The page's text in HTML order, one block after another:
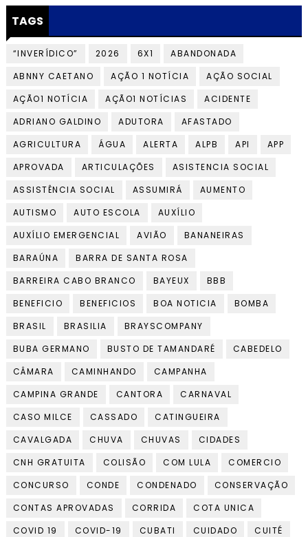
TAGS
“INVERÍDICO” 2026 6X1
ABANDONADA
ABNNY CAETANO
AÇÃO 1 NOTÍCIA
AÇÃO SOCIAL
AÇÃO1 NOTÍCIA
AÇÃO1 NOTÍCIAS
ACIDENTE
ADRIANO GALDINO
ADUTORA
AFASTADO
AGRICULTURA
ÁGUA ALERTA ALPB API
APP
APROVADA
ARTICULAÇÕES
ASISTENCIA SOCIAL
ASSISTÊNCIA SOCIAL
ASSUMIRÁ
AUMENTO
AUTISMO
AUTO ESCOLA
AUXÍLIO
AUXÍLIO EMERGENCIAL
AVIÃO
BANANEIRAS
BARAÚNA
BARRA DE SANTA ROSA
BARREIRA CABO BRANCO
BAYEUX
BBB
BENEFICIO
BENEFICIOS BOA NOTICIA
BOMBA
BRASIL
BRASILIA
BRAYSCOMPANY
BUBA GERMANO
BUSTO DE TAMANDARÉ
CABEDELO
CÂMARA
CAMINHANDO
CAMPANHA
CAMPINA GRANDE
CANTORA
CARNAVAL
CASO MILCE
CASSADO
CATINGUEIRA
CAVALGADA
CHUVA CHUVAS
CIDADES
CNH GRATUITA
COLISÃO COM LULA
COMERCIO
CONCURSO
CONDE CONDENADO
CONSERVAÇÃO
CONTAS APROVADAS
CORRIDA
COTA UNICA
COVID 19
COVID-19 CUBATI CUIDADO
CUITÉ